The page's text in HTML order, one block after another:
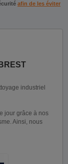
afin de les éviter
industriel
jour grâce à nos
Ainsi, nous